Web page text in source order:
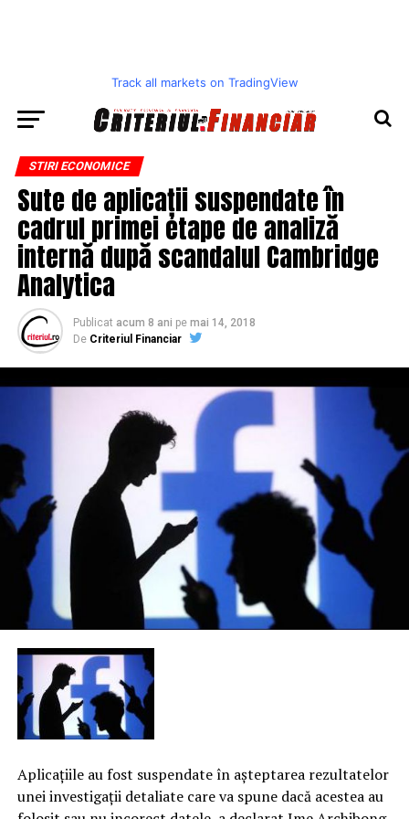
Track all markets on TradingView
STIRI ECONOMICE
Sute de aplicații suspendate în
cadrul primei etape de analiză
internă după scandalul Cambridge
Analytica
Publicat acum 8 ani pe mai 14, 2018
De Criteriul Financiar
Aplicaţiile au fost suspendate în aşteptarea rezultatelor
unei investigaţii detaliate care va spune dacă acestea au